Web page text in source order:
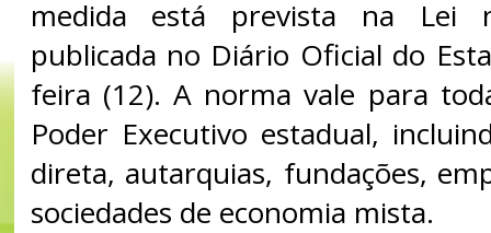
medida está prevista na Lei
publicada no Diário Oficial do
feira (12). A norma vale para
Poder Executivo estadual,
direta, autarquias, fundações,
sociedades de economia mista.